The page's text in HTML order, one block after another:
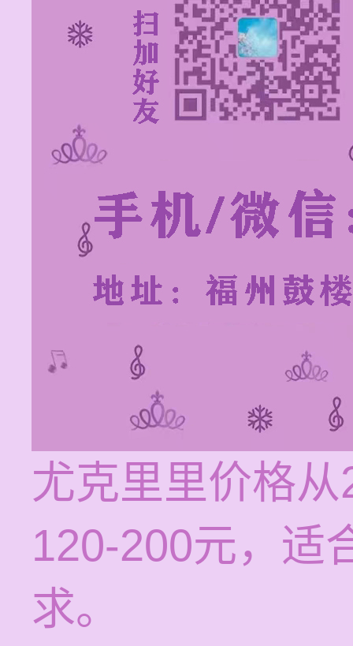
尤克里里价格
120-200元，适
求。